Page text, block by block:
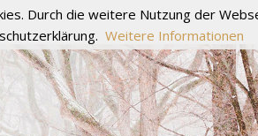
Durch die weitere Nutzung der
Weitere Informationen